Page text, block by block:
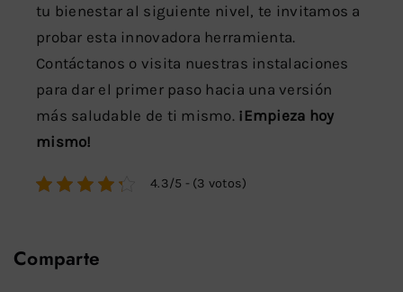
Comparte
tu bienestar al siguiente nivel, te invitamos a
probar esta innovadora herramienta.
Contáctanos o visita nuestras instalaciones
para dar el primer paso hacia una versión
más saludable de ti mismo. ¡Empieza hoy
mismo!
4.3/5 - (3 votos)